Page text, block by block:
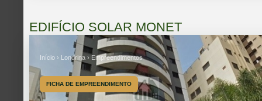
EDIFÍCIO SOLAR MONET
Início › Londrina › Empreendimentos
FICHA DE EMPREENDIMENTO